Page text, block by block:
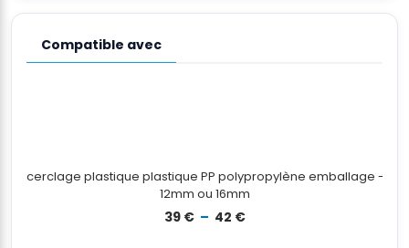
Compatible avec
cerclage plastique plastique PP polypropylène emballage -
12mm ou 16mm
39 € – 42 €Plage